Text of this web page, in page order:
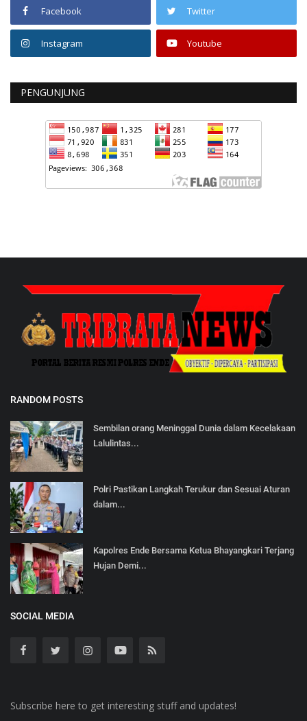
Facebook Twitter
Instagram Youtube
PENGUNJUNG
RANDOM POSTS
Sembilan orang Meninggal Dunia dalam Kecelakaan
Lalulintas...
Polri Pastikan Langkah Terukur dan Sesuai Aturan
dalam...
Kapolres Ende Bersama Ketua Bhayangkari Terjang
Hujan Demi...
SOCIAL MEDIA
Subscribe here to get interesting stuff and updates!